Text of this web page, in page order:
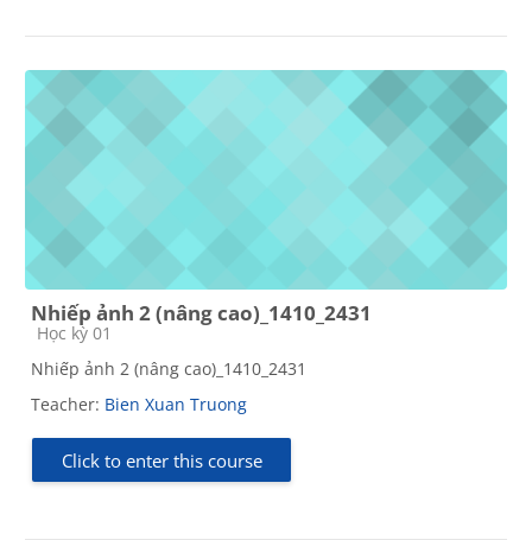
Nhiếp ảnh 2 (nâng cao)_1410_2431
Course category
Học kỳ 01
Nhiếp ảnh 2 (nâng cao)_1410_2431
Teacher: Bien Xuan Truong
Click to enter this course